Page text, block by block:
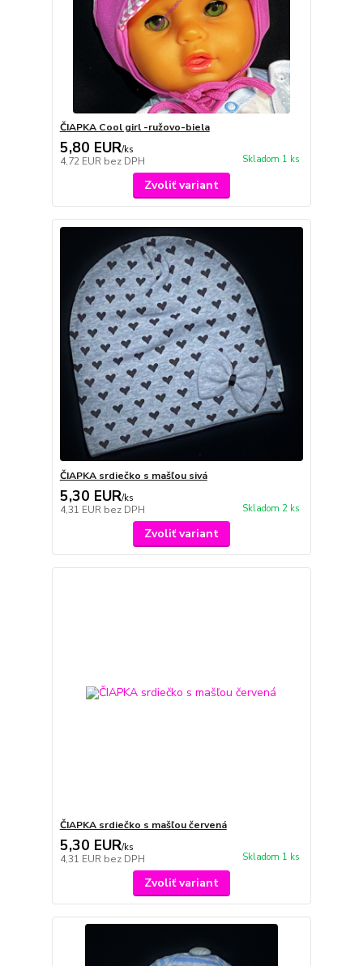
ČIAPKA Cool girl -ružovo-biela
5,80 EUR/ks
4,72 EUR bez DPH Skladom 1 ks
Zvoliť variant
ČIAPKA srdiečko s mašľou sivá
5,30 EUR/ks
4,31 EUR bez DPH Skladom 2 ks
Zvoliť variant
ČIAPKA srdiečko s mašľou červená
5,30 EUR/ks
4,31 EUR bez DPH Skladom 1 ks
Zvoliť variant